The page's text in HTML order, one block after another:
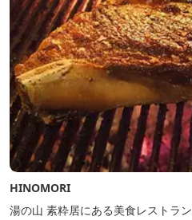
HINOMORI
湯の山 素粋居にある美食レストラン 宝のような食材と赤々と熾る